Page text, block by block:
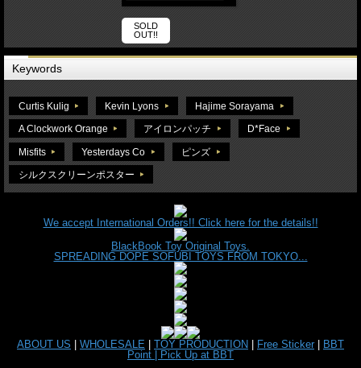
SOLD
OUT!!
Keywords
Curtis Kulig Kevin Lyons Hajime Sorayama
A Clockwork Orange アイロンパッチ D*Face
Misfits Yesterdays Co ピンズ
シルクスクリーンポスター
We accept International Orders!! Click here for the details!!
BlackBook Toy Original Toys.
SPREADING DOPE SOFUBI TOYS FROM TOKYO...
ABOUT US WHOLESALE TOY PRODUCTION Free Sticker
BBT
Point |
Pick Up at BBT